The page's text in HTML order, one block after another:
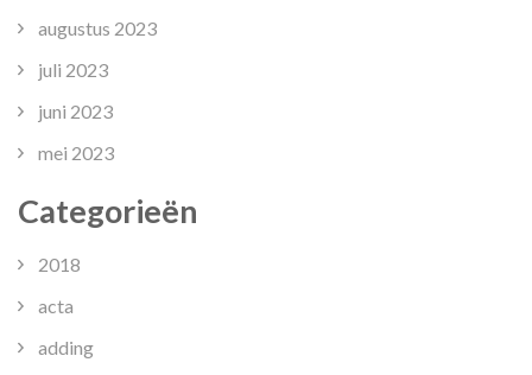
augustus 2023
juli 2023
juni 2023
mei 2023
Categorieën
2018
acta
adding